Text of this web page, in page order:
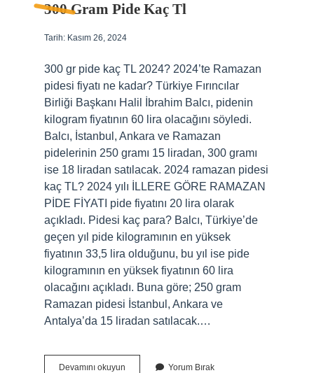
300 Gram Pide Kaç Tl
Tarih: Kasım 26, 2024
300 gr pide kaç TL 2024? 2024’te Ramazan
pidesi fiyatı ne kadar? Türkiye Fırıncılar
Birliği Başkanı Halil İbrahim Balcı, pidenin
kilogram fiyatının 60 lira olacağını söyledi.
Balcı, İstanbul, Ankara ve Ramazan
pidelerinin 250 gramı 15 liradan, 300 gramı
ise 18 liradan satılacak. 2024 ramazan pidesi
kaç TL? 2024 yılı İLLERE GÖRE RAMAZAN
PİDE FİYATI pide fiyatını 20 lira olarak
açıkladı. Pidesi kaç para? Balcı, Türkiye’de
geçen yıl pide kilogramının en yüksek
fiyatının 33,5 lira olduğunu, bu yıl ise pide
kilogramının en yüksek fiyatının 60 lira
olacağını açıkladı. Buna göre; 250 gram
Ramazan pidesi İstanbul, Ankara ve
Antalya’da 15 liradan satılacak.…
Devamını okuyun Yorum Bırak